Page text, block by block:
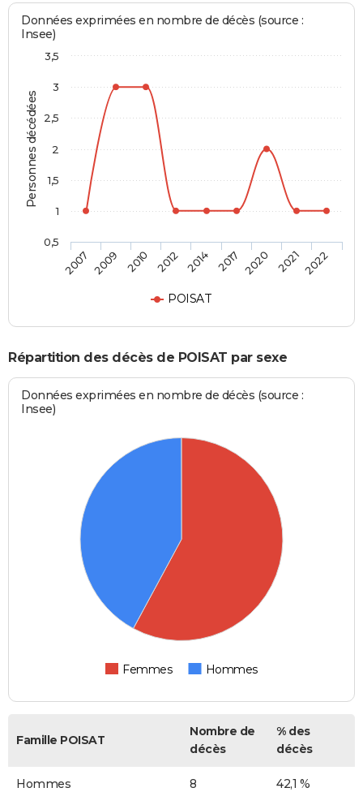
Personnes décédées
Données exprimées en nombre de décès (source :
Insee)
POISAT
2007 2009 2010 2012 2014 2017 2020 20212022
0,5
1
1,5
2
2,5
3
3,5
Répartition des décès de POISAT par sexe
Données exprimées en nombre de décès (source :
Insee)
Femmes Hommes
Famille POISAT
Nombre de
décès
% des
décès
Hommes 8 42,1 %